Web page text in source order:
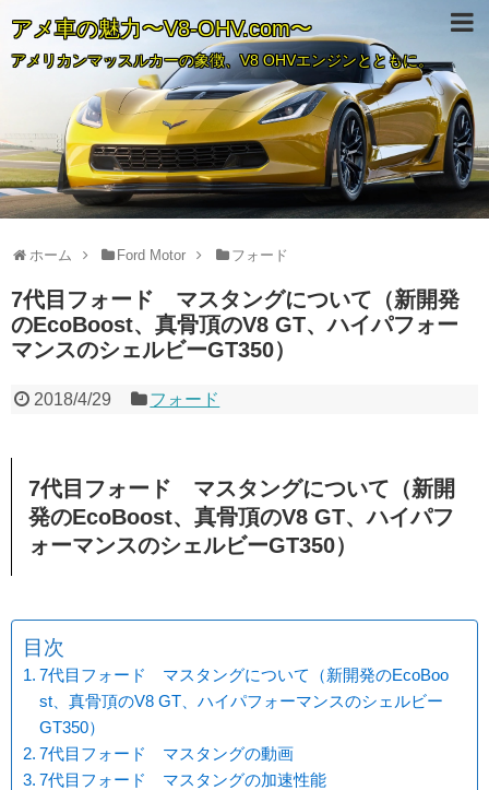
アメ車の魅力〜V8-OHV.com〜
アメリカンマッスルカーの象徴、V8 OHVエンジンとともに。
ホーム Ford Motor フォード
7代目フォード マスタングについて（新開発
のEcoBoost、真骨頂のV8 GT、ハイパフォー
マンスのシェルビーGT350）
2018/4/29 フォード
7代目フォード マスタングについて（新開
発のEcoBoost、真骨頂のV8 GT、ハイパフ
ォーマンスのシェルビーGT350）
目次
7代目フォード マスタングについて（新開発のEcoBoo
st、真骨頂のV8 GT、ハイパフォーマンスのシェルビー
GT350）
7代目フォード マスタングの動画
7代目フォード マスタングの加速性能